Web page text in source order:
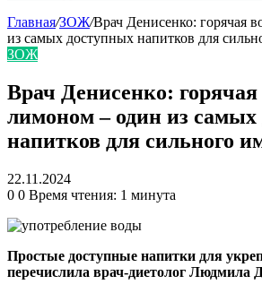
Главная/ЗОЖ/Врач Денисенко: горячая
из самых доступных напитков для
ЗОЖ
Врач Денисенко: горячая
лимоном – один из
напитков для сильного
22.11.2024
0 0 Время чтения: 1 минута
Простые доступные напитки для
перечислила врач-диетолог Людмила